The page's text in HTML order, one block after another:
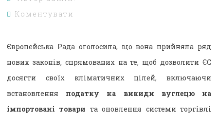
Коментувати
Європейська Рада оголосила, що вона прийняла ряд
нових законів, спрямованих на те, щоб дозволити ЄС
досягти своїх кліматичних цілей, включаючи
встановлення податку на викиди вуглецю на
імпортовані товари та оновлення системи торгівлі